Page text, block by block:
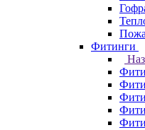
Фитинги